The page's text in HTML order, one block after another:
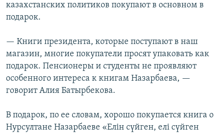
казахстанских политиков покупают в основном в
подарок.
— Книги президента, которые поступают в наш
магазин, многие покупатели просят упаковать как
подарок. Пенсионеры и студенты не проявляют
особенного интереса к книгам Назарбаева, —
говорит Алия Батырбекова.
В подарок, по ее словам, хорошо покупается книга о
Нурсултане Назарбаеве «Елін сүйген, елі сүйген